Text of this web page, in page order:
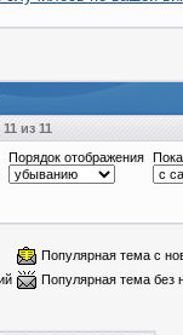
из 11
Порядок отображения
Популярная тема с
Популярная тема без